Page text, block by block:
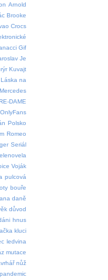
Arnold
Brooke
Crocs
Gif
Je
Kuvajt
Láska na
Mercedes
DAME
OnlyFans
Polsko
Romeo
Seriál
Voják
pulcová
bouře
daně
důvod
hnus
kluci
ledvina
mutace
nůž
pandemic